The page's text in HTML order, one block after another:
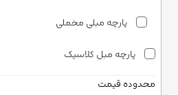
پارچه مبلی مخملی
پارچه مبل کلاسیک
پارچه مبلی ساتن
محدوده قیمت